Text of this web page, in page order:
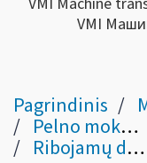
VMI
Pagrindinis
Pelno mokestis
Ribojamų dydžių leidžiami atskaitymai